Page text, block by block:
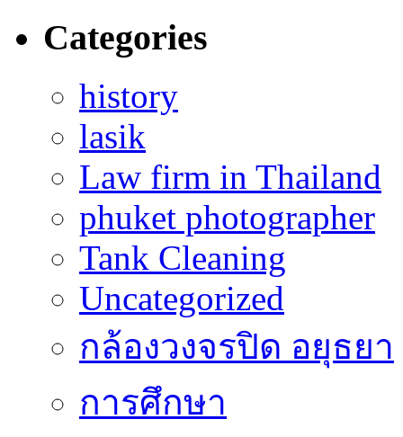
Categories
history
lasik
Law firm in Thailand
phuket photographer
Tank Cleaning
Uncategorized
กล้องวงจรปิด อยุธยา
การศึกษา